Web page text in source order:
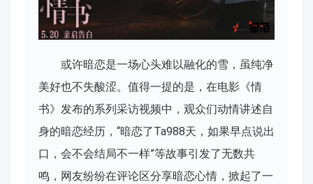
或许暗恋是一场心头难以融化的雪，虽纯净
美好也不失酸涩。值得一提的是，在电影《情
书》发布的系列采访视频中，观众们动情讲述自
身的暗恋经历，“暗恋了Ta988天，如果早点说出
口，会不会结局不一样”等故事引发了无数共
鸣，网友纷纷在评论区分享暗恋心情，掀起了一